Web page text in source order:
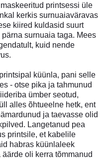
printsessi üle
kerkis surnuaiaväravas
kiired kuldasid suurt
surnuaia taga. Mees
kuid nende
küünla, pani selle
- otse pika ja tahmunud
ümber seotud,
alles õhtueelne hetk, ent
ja taevasse olid
Langetanud pea
printsile, et kabelile
habras küünlaleek
oli kerra tõmmanud